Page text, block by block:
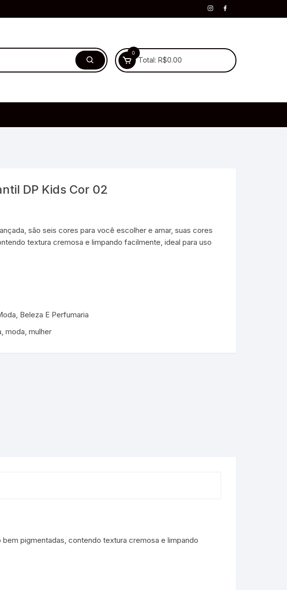
0
Total: R$0.00
DP Kids Cor 02
são seis cores para você escolher e amar, suas cores
textura cremosa e limpando facilmente, ideal para uso
Beleza E Perfumaria
, moda, mulher
pigmentadas, contendo textura cremosa e limpando